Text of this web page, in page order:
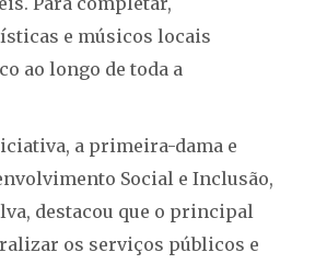
e músicos locais
ao longo de toda a
a primeira-dama e
Social e Inclusão,
destacou que o principal
os serviços públicos e